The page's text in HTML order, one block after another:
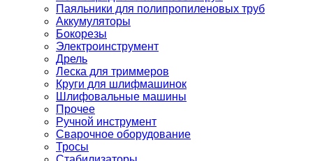
Паяльники для полипропиленовых труб
Аккумуляторы
Бокорезы
Электроинструмент
Дрель
Леска для триммеров
Круги для шлифмашинок
Шлифовальные машины
Прочее
Ручной инструмент
Сварочное оборудование
Тросы